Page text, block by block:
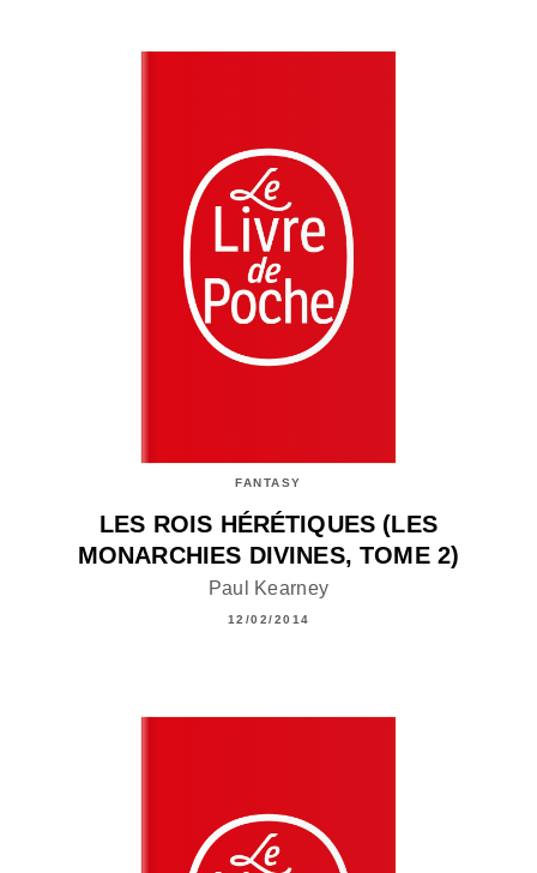
FANTASY
LES ROIS HÉRÉTIQUES (LES
MONARCHIES DIVINES, TOME 2)
Paul Kearney
12/02/2014